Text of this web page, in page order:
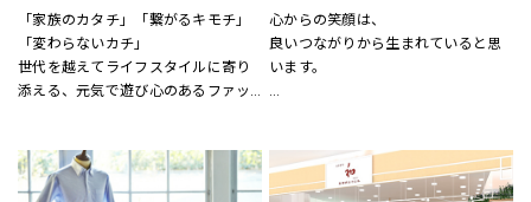
「家族のカタチ」「繋がるキモチ」
「変わらないカチ」
世代を越えてライフスタイルに寄り
添える、元気で遊び心のあるファッ
れている「アーノルド パーマー」で
す。
心からの笑顔は、
良いつながりから生まれていると思
います。
あなたの大切な人と、もっと笑顔に
なれる服を。